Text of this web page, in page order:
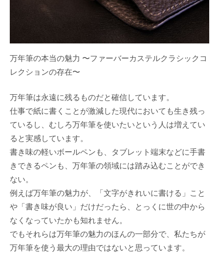
万年筆の本当の魅力 〜ファーバーカステルクラシックコ
レクションの存在〜
万年筆は永遠に残るものだと確信しています。
仕事で紙に書くことが激減した現代においても生き残っ
ているし、むしろ万年筆を使いたいという人は増えてい
ると実感しています。
書き味の軽いボールペンも、タブレット端末などに手書
きできるペンも、万年筆の領域には踏み込むことができ
ない。
例えば万年筆の魅力が、「文字がきれいに書ける」こと
や「書き味が良い」だけだったら、とっくに世の中から
なくなっていたかも知れません。
でもそれらは万年筆の魅力のほんの一部分で、私たちが
万年筆を使う最大の理由ではないと思っています。